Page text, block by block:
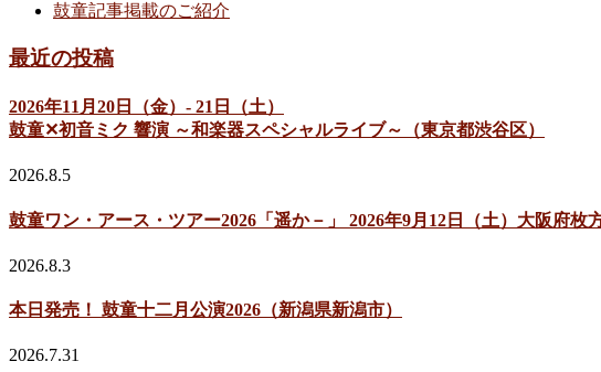
鼓童記事掲載のご紹介
最近の投稿
2026年11月20日（金）- 21日（土）
鼓童✕初音ミク 響演 ～和楽器スペシャルライブ～（東京都渋谷区）
2026.8.5
鼓童ワン・アース・ツアー2026「遥か－」 2026年9月12日（土）大阪府枚
2026.8.3
本日発売！ 鼓童十二月公演2026（新潟県新潟市）
2026.7.31